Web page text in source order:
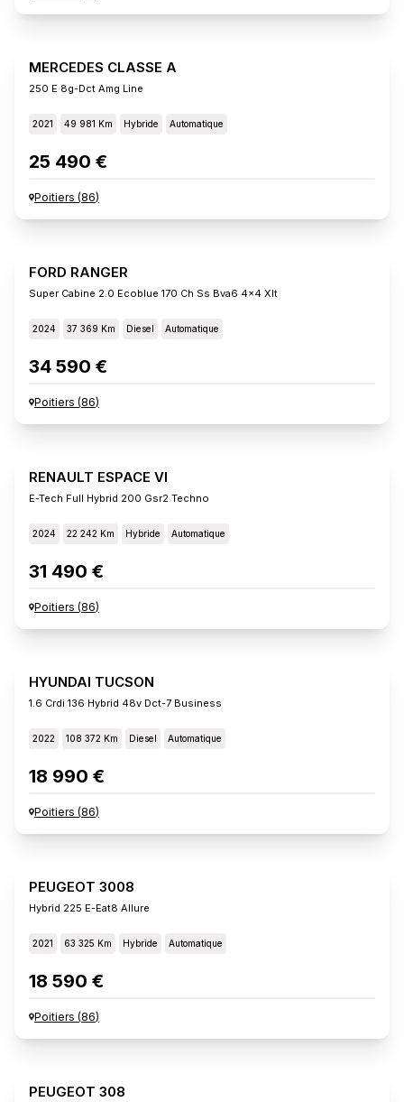
MERCEDES CLASSE A
250 E 8g-Dct Amg Line
2021 49 981 Km Hybride Automatique
25 490 €
Poitiers (86)
FORD RANGER
Super Cabine 2.0 Ecoblue 170 Ch Ss Bva6 4x4 Xlt
2024 37 369 Km Diesel Automatique
34 590 €
Poitiers (86)
RENAULT ESPACE VI
E-Tech Full Hybrid 200 Gsr2 Techno
2024 22 242 Km Hybride Automatique
31 490 €
Poitiers (86)
HYUNDAI TUCSON
1.6 Crdi 136 Hybrid 48v Dct-7 Business
2022 108 372 Km Diesel Automatique
18 990 €
Poitiers (86)
PEUGEOT 3008
Hybrid 225 E-Eat8 Allure
2021 63 325 Km Hybride Automatique
18 590 €
Poitiers (86)
PEUGEOT 308